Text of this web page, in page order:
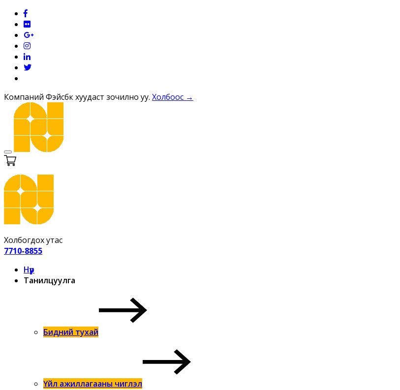
Компаний Фэйсбүүк хуудаст зочилно уу. Холбоос →
Холбогдох утас
7710-8855
Нүүр
Танилцуулга
Бидний тухай
Үйл ажиллагааны чиглэл